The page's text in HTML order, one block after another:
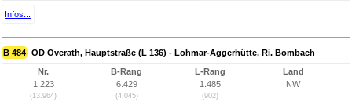
Infos...
B 484 OD Overath, Hauptstraße (L 136) - Lohmar-Aggerhütte, Ri. Bombach
Nr.
1.223
(13.964)
B-Rang
6.429
(4.045)
L-Rang
1.485
(902)
Land
NW